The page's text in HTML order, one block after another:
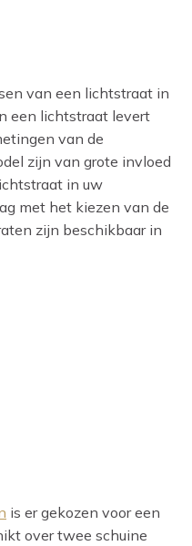
van een lichtstraat in
een lichtstraat levert
van de
zijn van grote invloed
in uw
met het kiezen van de
zijn beschikbaar in
is er gekozen voor een
over twee schuine